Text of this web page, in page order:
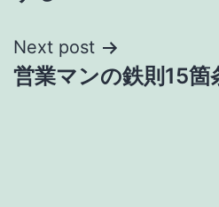
Next post
営業マンの鉄則15箇